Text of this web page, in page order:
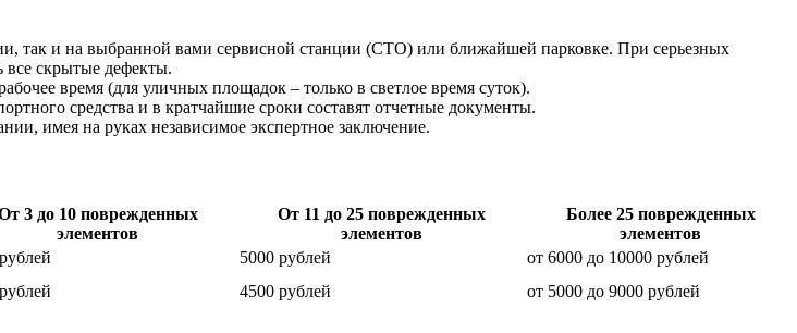
так и на выбранной вами сервисной станции (СТО) или ближайшей парковке. При серьезных
все скрытые дефекты.
время (для уличных площадок – только в светлое время суток).
средства и в кратчайшие сроки составят отчетные документы.
имея на руках независимое экспертное заключение.
3 до 10 поврежденных
элементов
От 11 до 25 поврежденных
элементов
Более 25 поврежденных
элементов
5000 рублей
от 6000 до 10000 рублей
4500 рублей от 5000 до 9000 рублей